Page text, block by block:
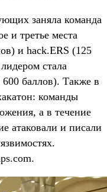
заняла команда
и третье места
и hack.ERS (125
стала
баллов). Также в
команды
а в течение
атаковали и писали